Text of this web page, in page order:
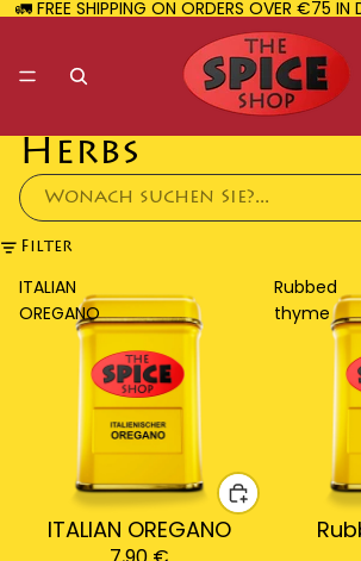
🚛 FREE SHIPPING ON ORDERS OVER €75
Herbs
Filter
ITALIAN
OREGANO
ITALIAN OREGANO
Rubbed
thyme